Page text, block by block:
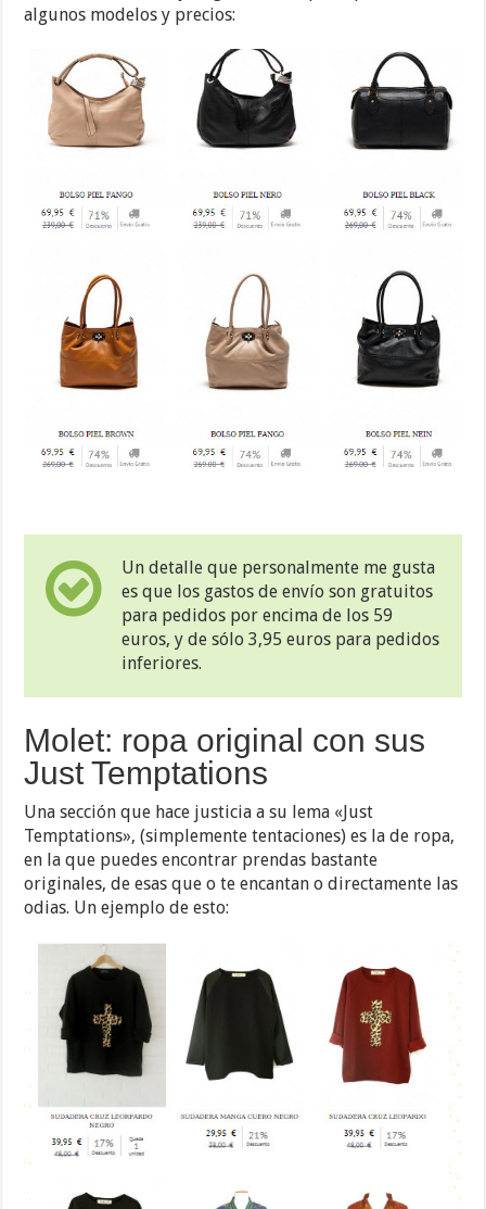
algunos modelos y precios:
Un detalle que personalmente me gusta
es que los gastos de envío son gratuitos
para pedidos por encima de los 59
euros, y de sólo 3,95 euros para pedidos
inferiores.
Molet: ropa original con sus
Just Temptations
Una sección que hace justicia a su lema «Just
Temptations», (simplemente tentaciones) es la de ropa,
en la que puedes encontrar prendas bastante
originales, de esas que o te encantan o directamente las
odias. Un ejemplo de esto: